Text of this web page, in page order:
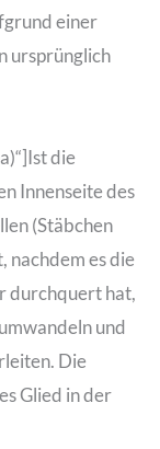
einer
ursprünglich
die
Innenseite des
(Stäbchen
nachdem es die
durchquert hat,
und
Die
Glied in der